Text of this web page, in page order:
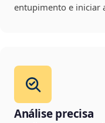
entupimento e iniciar
Análise precisa